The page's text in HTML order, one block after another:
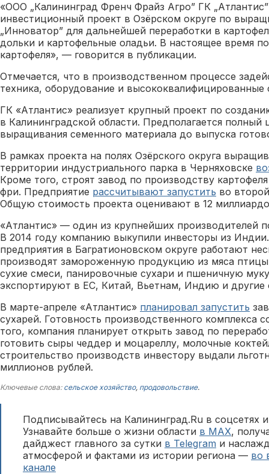
«ООО „Калининград Френч Фрайз Агро” ГК
инвестиционный проект в Озёрском округе по
„Инноватор” для дальнейшей переработки в
дольки и картофельные оладьи. В настоящее время
картофеля», — говорится в публикации.
Отмечается, что в производственном процессе
техника, оборудование и высококвалифицированные
ГК «Атлантис» реализует крупный проект по
в Калининградской области. Предполагается полный
выращивания семенного материала до выпуска
В рамках проекта на полях Озёрского округа
территории индустриального парка в Черняховске
Кроме того, строят завод по производству картофеля
фри. Предприятие рассчитывают запустить во
Общую стоимость проекта оценивают в 12
«Атлантис» — один из крупнейших производителей
В 2014 году компанию выкупили инвесторы из
предприятия в Багратионовском округе работают
производят замороженную продукцию из мяса
сухие смеси, панировочные сухари и пшеничную
экспортируют в ЕС, Китай, Вьетнам, Индию и другие
В марте-апреле «Атлантис» планировал запустить
сухарей. Готовность производственного комплекса
того, компания планирует открыть завод по
готовить сыры чеддер и моцареллу, молочные
строительство производств инвестору выдали
миллионов рублей.
Ключевые слова: сельское хозяйство, продовольствие.
Подписывайтесь на Калининград.Ru в соцсетях
Узнавайте больше о жизни области в MAX,
дайджест главного за сутки в Telegram и
атмосферой и фактами из истории региона — во
канале